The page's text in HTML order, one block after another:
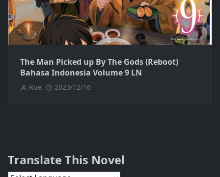
The Man Picked up By The Gods (Reboot)
Bahasa Indonesia Volume 9 LN
Rue 2023/12/16
Translate This Novel